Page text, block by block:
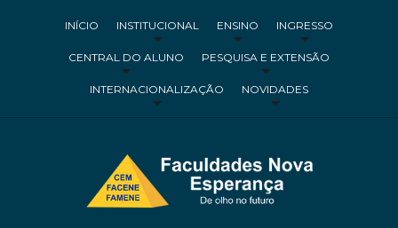
INÍCIO INSTITUCIONAL ENSINO INGRESSO
CENTRAL DO ALUNO PESQUISA E EXTENSÃO
INTERNACIONALIZAÇÃO NOVIDADES